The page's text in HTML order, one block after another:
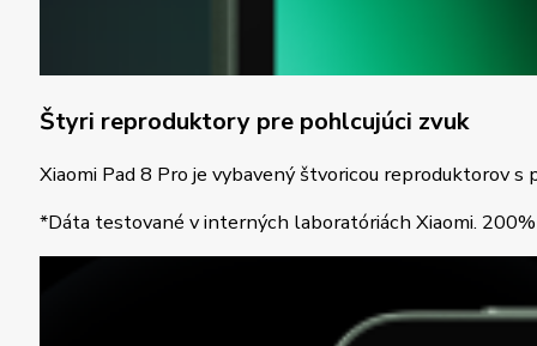
Štyri reproduktory pre pohlcujúci zvuk
Xiaomi Pad 8 Pro je vybavený štvoricou reproduktorov
*Dáta testované v interných laboratóriách Xiaomi.